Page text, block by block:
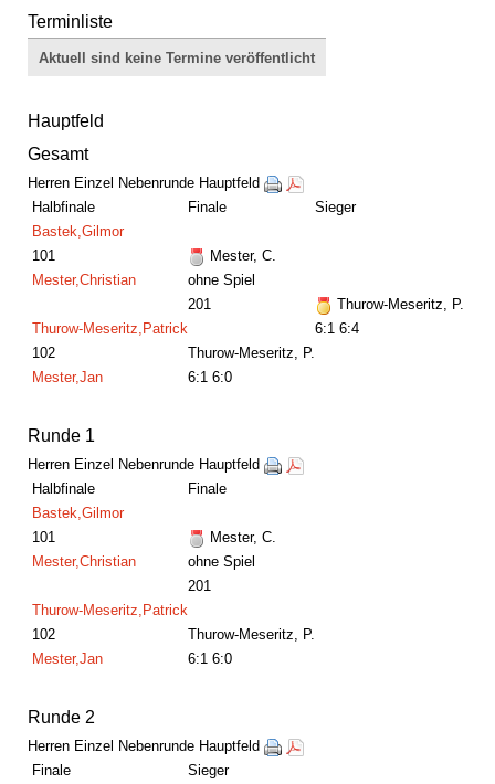
Terminliste
Aktuell sind keine Termine veröffentlicht
Hauptfeld
Gesamt
Herren Einzel Nebenrunde Hauptfeld
Halbfinale
Finale
Sieger
Bastek,Gilmor
101
Mester, C.
Mester,Christian
ohne Spiel
201
Thurow-Meseritz, P.
Thurow-Meseritz,Patrick
6:1 6:4
102
Thurow-Meseritz, P.
Mester,Jan
6:1 6:0
Runde 1
Herren Einzel Nebenrunde Hauptfeld
Halbfinale
Finale
Bastek,Gilmor
101
Mester, C.
Mester,Christian
ohne Spiel
201
Thurow-Meseritz,Patrick
102
Thurow-Meseritz, P.
Mester,Jan
6:1 6:0
Runde 2
Herren Einzel Nebenrunde Hauptfeld
Finale
Sieger